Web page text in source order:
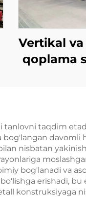
Vertikal
qoplama
taqdim
davomli
nisbatan
bog'lanadi va
erishadi,
konstruksiyaga